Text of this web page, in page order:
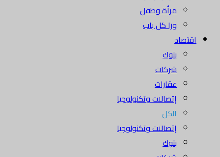
مرأة وطفل
ورا كل باب
اقتصاد
بنوك
شركات
عقارات
إتصالات وتكنولوجيا
الكل
إتصالات وتكنولوجيا
بنوك